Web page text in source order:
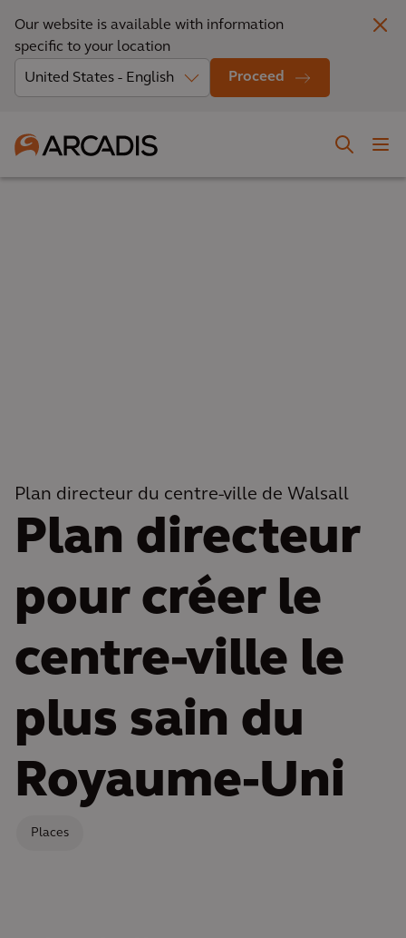
Our website is available with information
specific to your location
Proceed
Plan directeur du centre-ville de Walsall
Plan directeur
pour créer le
centre-ville le
plus sain du
Royaume-Uni
Places